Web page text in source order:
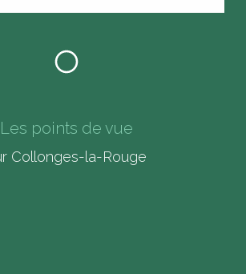
Les points de vue
Collonges-la-Rouge